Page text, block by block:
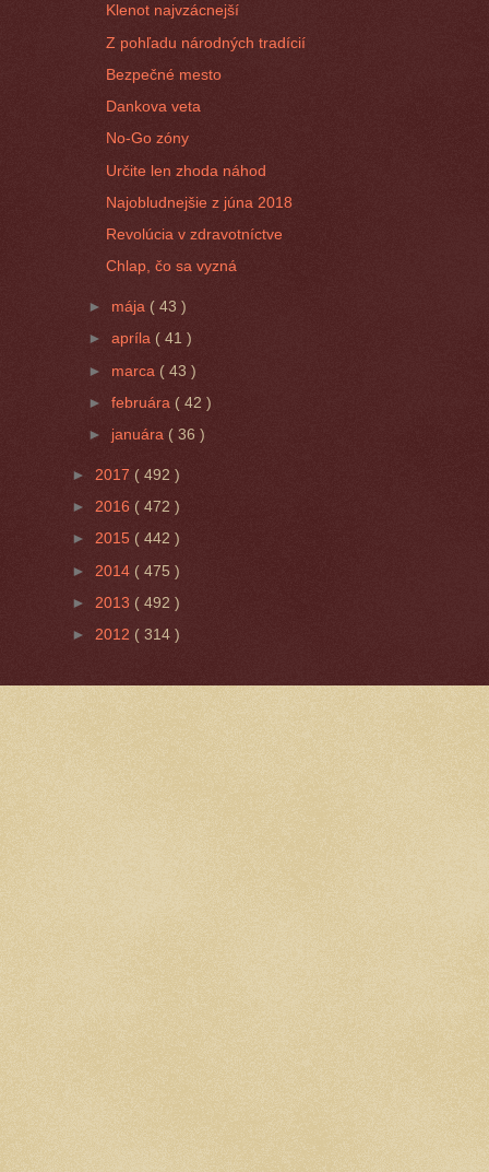
Klenot najvzácnejší
Z pohľadu národných tradícií
Bezpečné mesto
Dankova veta
No-Go zóny
Určite len zhoda náhod
Najobludnejšie z júna 2018
Revolúcia v zdravotníctve
Chlap, čo sa vyzná
► mája ( 43 )
►apríla ( 41 )
► marca ( 43 )
►februára ( 42 )
► januára( 36 )
► 2017 ( 492 )
► 2016 ( 472 )
► 2015 ( 442 )
► 2014 ( 475 )
► 2013 ( 492 )
► 2012 ( 314 )